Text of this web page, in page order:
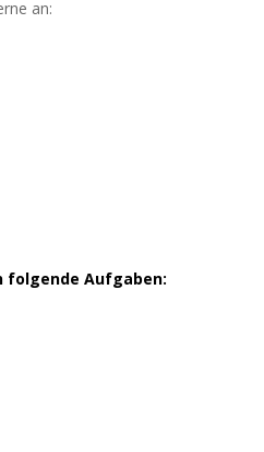
an:
folgende Aufgaben: